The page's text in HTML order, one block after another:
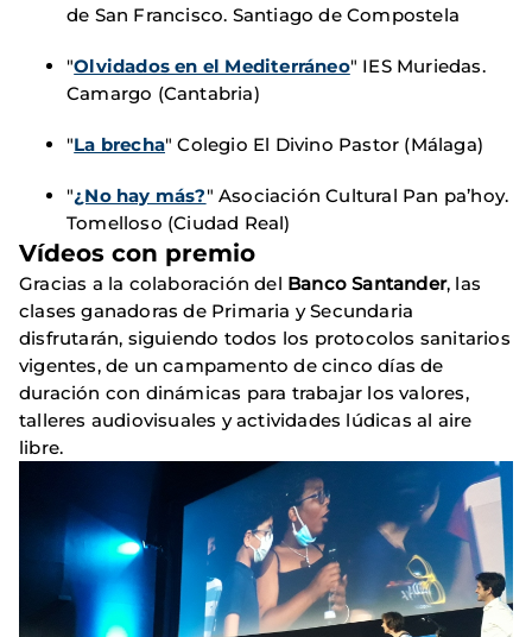
de San Francisco. Santiago de Compostela
"Olvidados en el Mediterráneo" IES Muriedas.
Camargo (Cantabria)
"La brecha" Colegio El Divino Pastor (Málaga)
"¿No hay más?" Asociación Cultural Pan pa’hoy.
Tomelloso (Ciudad Real)
Vídeos con premio
Gracias a la colaboración del Banco Santander, las
clases ganadoras de Primaria y Secundaria
disfrutarán, siguiendo todos los protocolos sanitarios
vigentes, de un campamento de cinco días de
duración con dinámicas para trabajar los valores,
talleres audiovisuales y actividades lúdicas al aire
libre.